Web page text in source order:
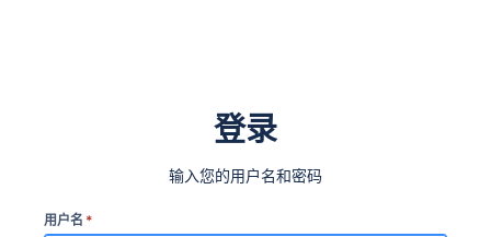
登录
输入您的用户名和密码
用户名 *